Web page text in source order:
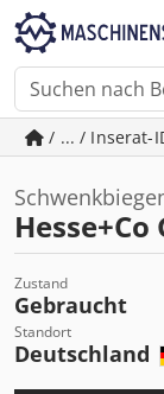
/ ... / Inserat-
Hesse+Co
Zustand
Gebraucht
Standort
Deutschland